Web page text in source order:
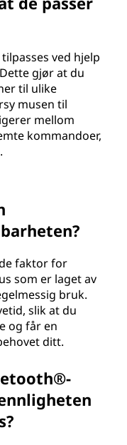
ved hjelp
gjør at du
til ulike
musen til
mellom
kommandoer,
faktor for
som er laget av
bruk.
slik at du
og får en
ditt.